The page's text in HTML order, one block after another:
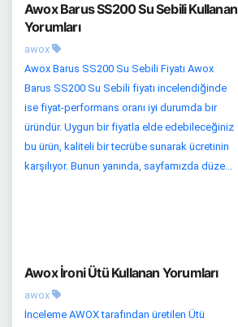
Awox Barus SS200 Su Sebili Kullanan
Yorumları
awox
Awox Barus SS200 Su Sebili Fiyatı Awox
Barus SS200 Su Sebili fiyatı incelendiğinde
ise fiyat-performans oranı iyi durumda bir
üründür. Uygun bir fiyatla elde edebileceğiniz
bu ürün, kaliteli bir tecrübe sunarak ücretinin
karşılıyor. Bunun yanında, sayfamızda düze...
Awox İroni Ütü Kullanan Yorumları
awox
İnceleme AWOX tarafından üretilen Ütü